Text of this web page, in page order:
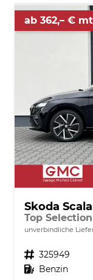
ab 362,– €
Skoda Scala
Top
unverbindliche
Fahrzeugnr. 325949
Kraftstoff Benzin